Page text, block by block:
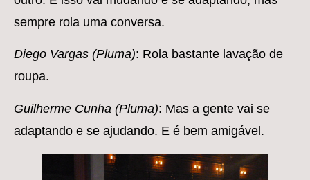
sempre rola uma conversa.
Diego Vargas (Pluma): Rola bastante lavação de
roupa.
Guilherme Cunha (Pluma): Mas a gente vai se
adaptando e se ajudando. E é bem amigável.